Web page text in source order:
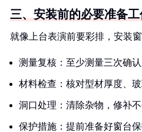
三、安装前的必要准备工
就像上台表演前要彩排，安装
测量复核：至少测量三次确
材料检查：核对型材厚度、
洞口处理：清除杂物，修补
保护措施：提前准备好窗台